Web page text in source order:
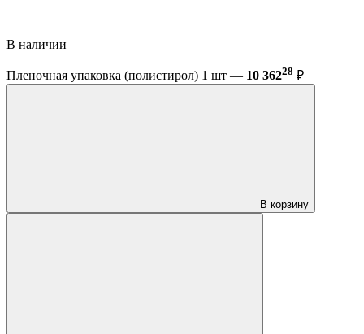
В наличии
Пленочная упаковка (полистирол) 1 шт — 10 36228 ₽
В корзину